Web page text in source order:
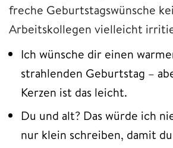
freche Geburtstagswünsche
Arbeitskollegen vielleicht
Ich wünsche dir einen
strahlenden Geburtstag –
Kerzen ist das leicht.
Du und alt? Das würde ich
nur klein schreiben, damit